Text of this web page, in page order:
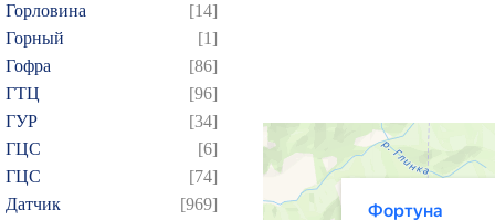
Горловина
[14]
Горный
[1]
Гофра
[86]
ГТЦ
[96]
ГУР
[34]
ГЦC
[6]
ГЦС
[74]
Датчик
[969]